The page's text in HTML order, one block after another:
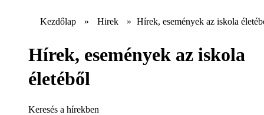
Kezdőlap » Hirek » Hírek, események az iskola
Hírek, események az iskola
életéből
Keresés a hírekben